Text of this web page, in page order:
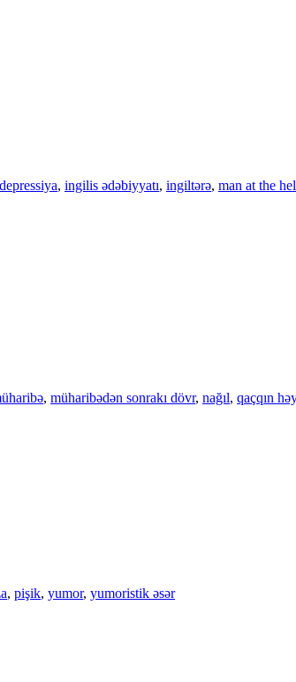
depressiya, ingilis ədəbiyyatı, ingiltərə, man at the
, müharibədən sonrakı dövr, nağıl, qaçqın
, pişik, yumor, yumoristik əsər